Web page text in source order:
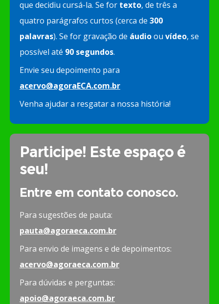
que decidiu cursá-la. Se for texto, de três a
quatro parágrafos curtos (cerca de 300
palavras). Se for gravação de áudioou vídeo, se
possível até 90 segundos.
Envie seu depoimento para
acervo@agoraECA.com.br
Venha ajudar a resgatar a nossa história!
Participe! Este espaço é
seu!
Entre em contato conosco.
Para sugestões de pauta:
pauta@agoraeca.com.br
Para envio de imagens e de depoimentos:
acervo@agoraeca.com.br
Para dúvidas e perguntas:
apoio@agoraeca.com.br